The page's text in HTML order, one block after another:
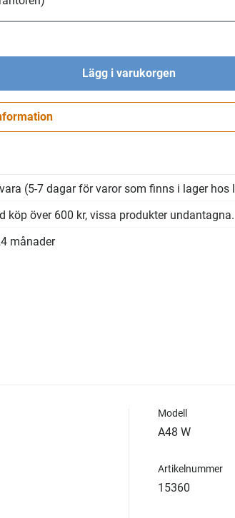
Lägg i varukorgen
(5-7 dagar för varor som finns i lager hos
köp över 600 kr, vissa produkter undantagna.
månader
Modell
A48 W
Artikelnummer
15360